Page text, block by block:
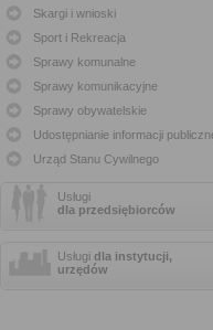
Skargi i wnioski
Sport i Rekreacja
Sprawy komunalne
Sprawy komunikacyjne
Sprawy obywatelskie
Udostępnianie informacji
Urząd Stanu Cywilnego
Usługi
dla przedsiębiorców
Usługi dla instytucji,
urzędów